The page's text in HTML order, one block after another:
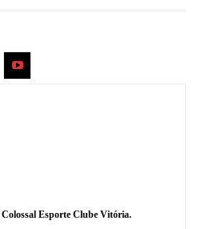
Esporte Clube Vitória.